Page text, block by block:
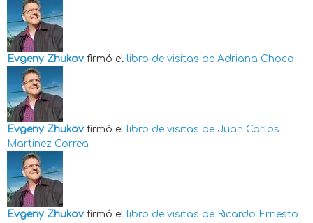
Evgeny Zhukov firmó el libro de visitas de Adriana Choca
Evgeny Zhukov firmó el libro de visitas de Juan Carlos
Martinez Correa
Evgeny Zhukov firmó el libro de visitas de Ricardo Ernesto